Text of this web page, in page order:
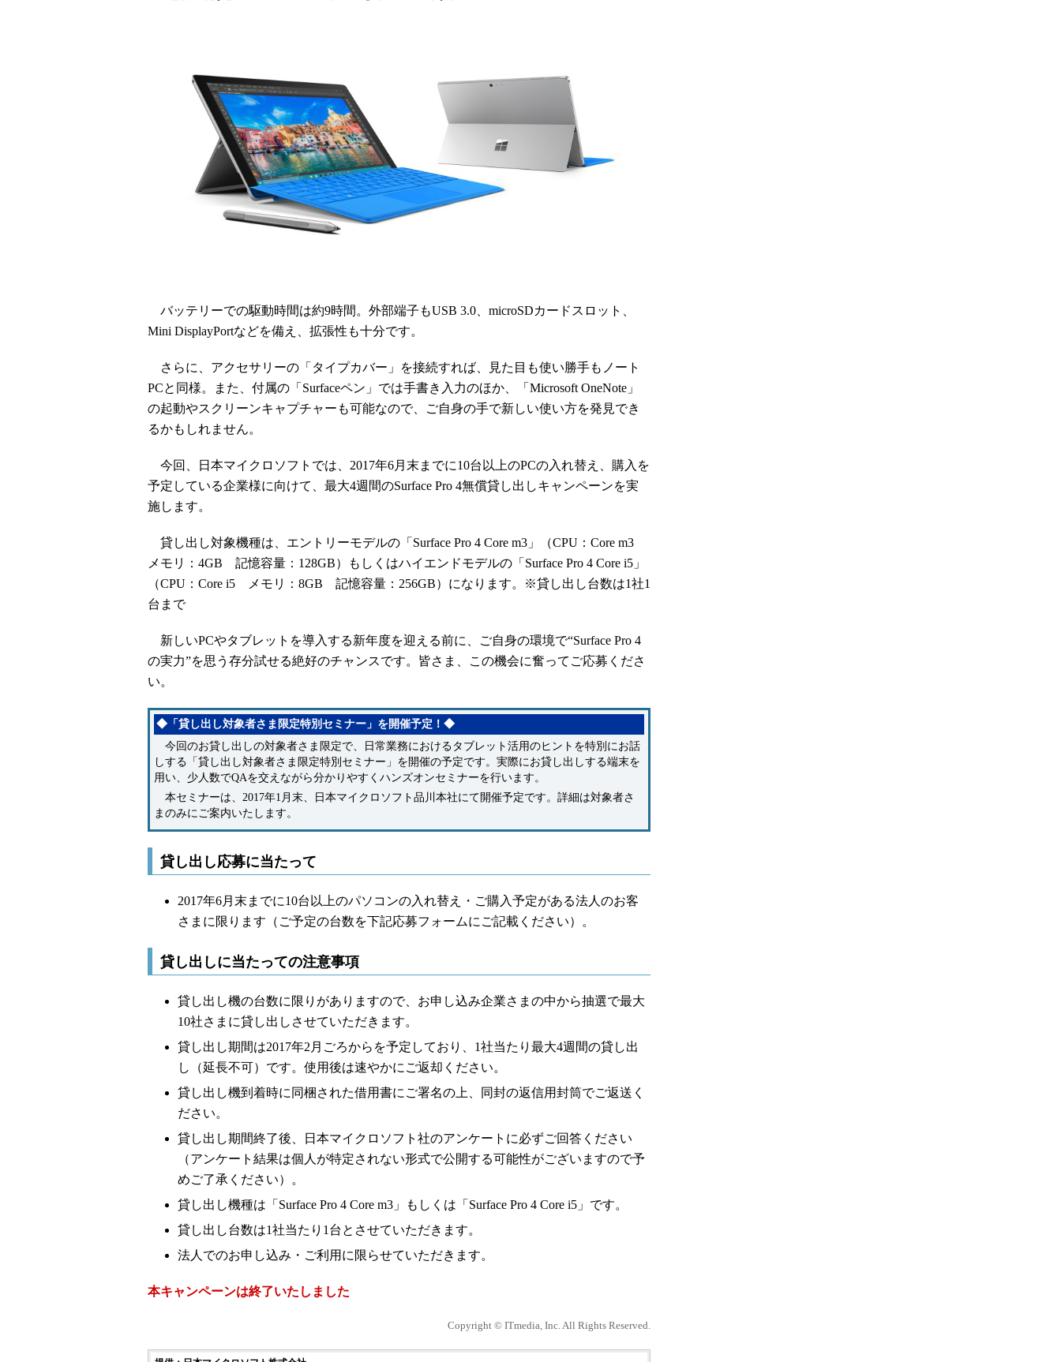
バッテリーでの駆動時間は約9時間。外部端子もUSB 3.0、microSDカードスロット、
Mini DisplayPortなどを備え、拡張性も十分です。
さらに、アクセサリーの「タイプカバー」を接続すれば、見た目も使い勝手もノート
PCと同様。また、付属の「Surfaceペン」では手書き入力のほか、「Microsoft OneNote」
の起動やスクリーンキャプチャーも可能なので、ご自身の手で新しい使い方を発見でき
るかもしれません。
今回、日本マイクロソフトでは、2017年6月末までに10台以上のPCの入れ替え、購入を
予定している企業様に向けて、最大4週間のSurface Pro 4無償貸し出しキャンペーンを実
施します。
貸し出し対象機種は、エントリーモデルの「Surface Pro 4 Core m3」（CPU：Core m3
メモリ：4GB 記憶容量：128GB）もしくはハイエンドモデルの「Surface Pro 4 Core i5」
（CPU：Core i5 メモリ：8GB 記憶容量：256GB）になります。※貸し出し台数は1社1
台まで
新しいPCやタブレットを導入する新年度を迎える前に、ご自身の環境で“Surface Pro 4
の実力”を思う存分試せる絶好のチャンスです。皆さま、この機会に奮ってご応募くださ
い。
◆「貸し出し対象者さま限定特別セミナー」を開催予定！◆
今回のお貸し出しの対象者さま限定で、日常業務におけるタブレット活用のヒントを特別にお話
しする「貸し出し対象者さま限定特別セミナー」を開催の予定です。実際にお貸し出しする端末を
用い、少人数でQAを交えながら分かりやすくハンズオンセミナーを行います。
本セミナーは、2017年1月末、日本マイクロソフト品川本社にて開催予定です。詳細は対象者さ
まのみにご案内いたします。
貸し出し応募に当たって
2017年6月末までに10台以上のパソコンの入れ替え・ご購入予定がある法人のお客
さまに限ります（ご予定の台数を下記応募フォームにご記載ください）。
貸し出しに当たっての注意事項
貸し出し機の台数に限りがありますので、お申し込み企業さまの中から抽選で最大
10社さまに貸し出しさせていただきます。
貸し出し期間は2017年2月ごろからを予定しており、1社当たり最大4週間の貸し出
し（延長不可）です。使用後は速やかにご返却ください。
貸し出し機到着時に同梱された借用書にご署名の上、同封の返信用封筒でご返送く
ださい。
貸し出し期間終了後、日本マイクロソフト社のアンケートに必ずご回答ください
（アンケート結果は個人が特定されない形式で公開する可能性がございますので予
めご了承ください）。
貸し出し機種は「Surface Pro 4 Core m3」もしくは「Surface Pro 4 Core i5」です。
貸し出し台数は1社当たり1台とさせていただきます。
法人でのお申し込み・ご利用に限らせていただきます。
本キャンペーンは終了いたしました
Copyright © ITmedia, Inc. All Rights Reserved.